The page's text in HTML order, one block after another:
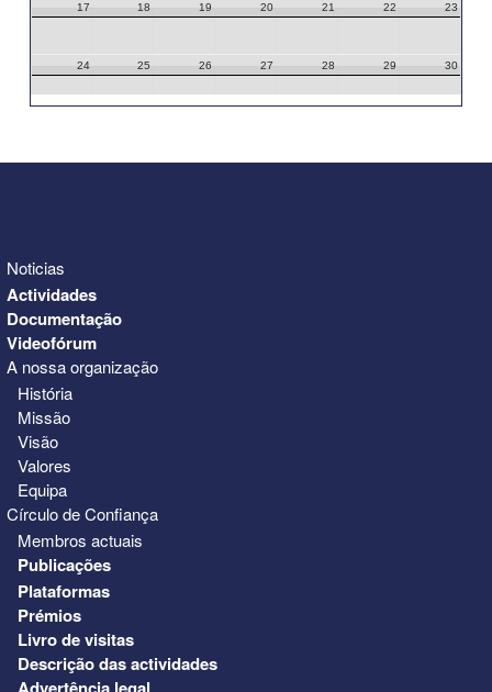
17 18 19 20 21 22 23
24 25 26 27 28 29 30
Noticias
Actividades
Documentação
Videofórum
A nossa organização
História
Missão
Visão
Valores
Equipa
Círculo de Confiança
Membros actuais
Publicações
Plataformas
Prémios
Livro de visitas
Descrição das actividades